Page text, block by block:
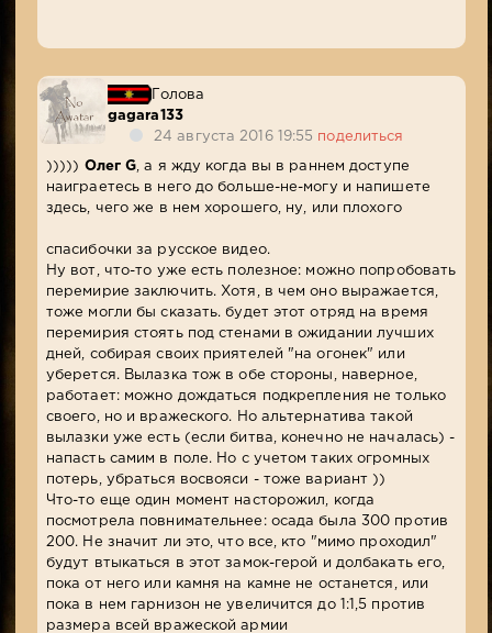
Голова
gagara133
24 августа 2016 19:55 поделиться
))))) Олег G , а я жду когда вы в раннем доступе
наиграетесь в него до больше-не-могу и напишете
здесь, чего же в нем хорошего, ну, или плохого
спасибочки за русское видео.
Ну вот, что-то уже есть полезное: можно попробовать
перемирие заключить. Хотя, в чем оно выражается,
тоже могли бы сказать. будет этот отряд на время
перемирия стоять под стенами в ожидании лучших
дней, собирая своих приятелей "на огонек" или
уберется. Вылазка тож в обе стороны, наверное,
работает: можно дождаться подкрепления не только
своего, но и вражеского. Но альтернатива такой
вылазки уже есть (если битва, конечно не началась) -
напасть самим в поле. Но с учетом таких огромных
потерь, убраться восвояси - тоже вариант ))
Что-то еще один момент насторожил, когда
посмотрела повнимательнее: осада была 300 против
200. Не значит ли это, что все, кто "мимо проходил"
будут втыкаться в этот замок-герой и долбакать его,
пока от него или камня на камне не останется, или
пока в нем гарнизон не увеличится до 1:1,5 против
размера всей вражеской армии